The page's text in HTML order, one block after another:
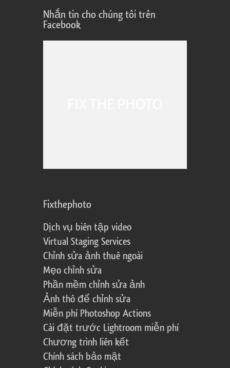
Nhắn tin cho chúng tôi trên
Facebook
Fixthephoto
Dịch vụ biên tập video
Virtual Staging Services
Chỉnh sửa ảnh thuê ngoài
Mẹo chỉnh sửa
Phần mềm chỉnh sửa ảnh
Ảnh thô để chỉnh sửa
Miễn phí Photoshop Actions
Cài đặt trước Lightroom miễn phí
Chương trình liên kết
Chính sách bảo mật